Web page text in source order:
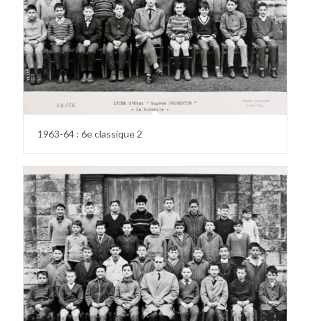
1963-64 : 6e classique 2